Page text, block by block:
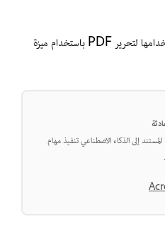
تعرّف على المطالبات التي يمكنك استخدامها لتحرير PDF باستخدام ميزة
إلى الذكاء الاصطناعي تنفيذ مهام